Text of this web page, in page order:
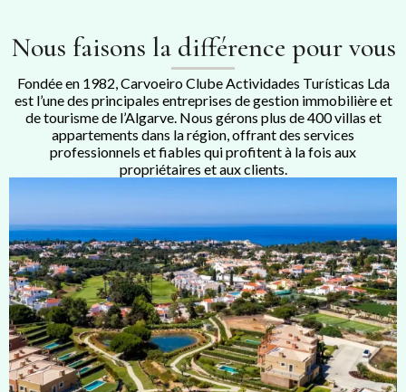
Nous faisons la différence pour vous
Fondée en 1982, Carvoeiro Clube Actividades Turísticas Lda
est l’une des principales entreprises de gestion immobilière et
de tourisme de l’Algarve. Nous gérons plus de 400 villas et
appartements dans la région, offrant des services
professionnels et fiables qui profitent à la fois aux
propriétaires et aux clients.